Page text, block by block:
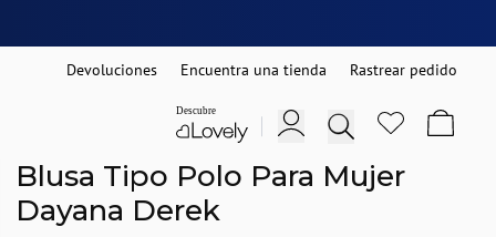
Devoluciones Encuentra una tienda Rastrear pedido
Blusa Tipo Polo Para Mujer
Dayana Derek